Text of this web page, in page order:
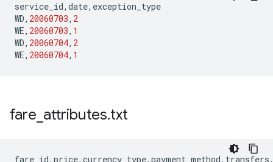
service_id, date, exception_type
WD, 20060703, 2
WE, 20060703, 1
WD, 20060704, 2
WE, 20060704, 1
fare attributes.txt
fare_id, price, currency_type, payment_method, transfers